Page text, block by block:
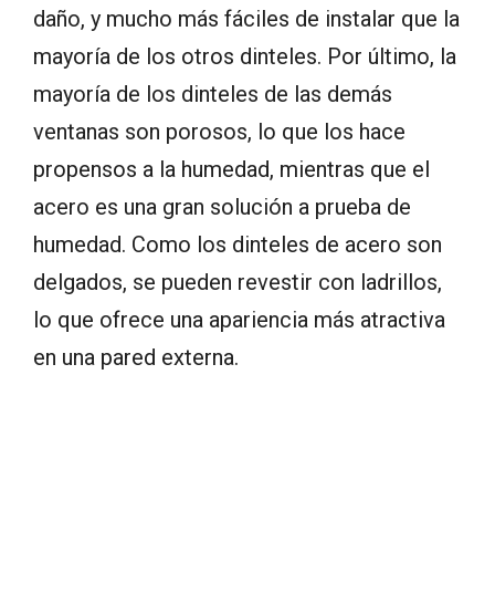
daño, y mucho más fáciles de instalar que la
mayoría de los otros dinteles. Por último, la
mayoría de los dinteles de las demás
ventanas son porosos, lo que los hace
propensos a la humedad, mientras que el
acero es una gran solución a prueba de
humedad. Como los dinteles de acero son
delgados, se pueden revestir con ladrillos,
lo que ofrece una apariencia más atractiva
en una pared externa.